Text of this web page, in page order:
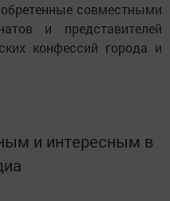
совместными
и представителей
конфессий города и
и интересным в